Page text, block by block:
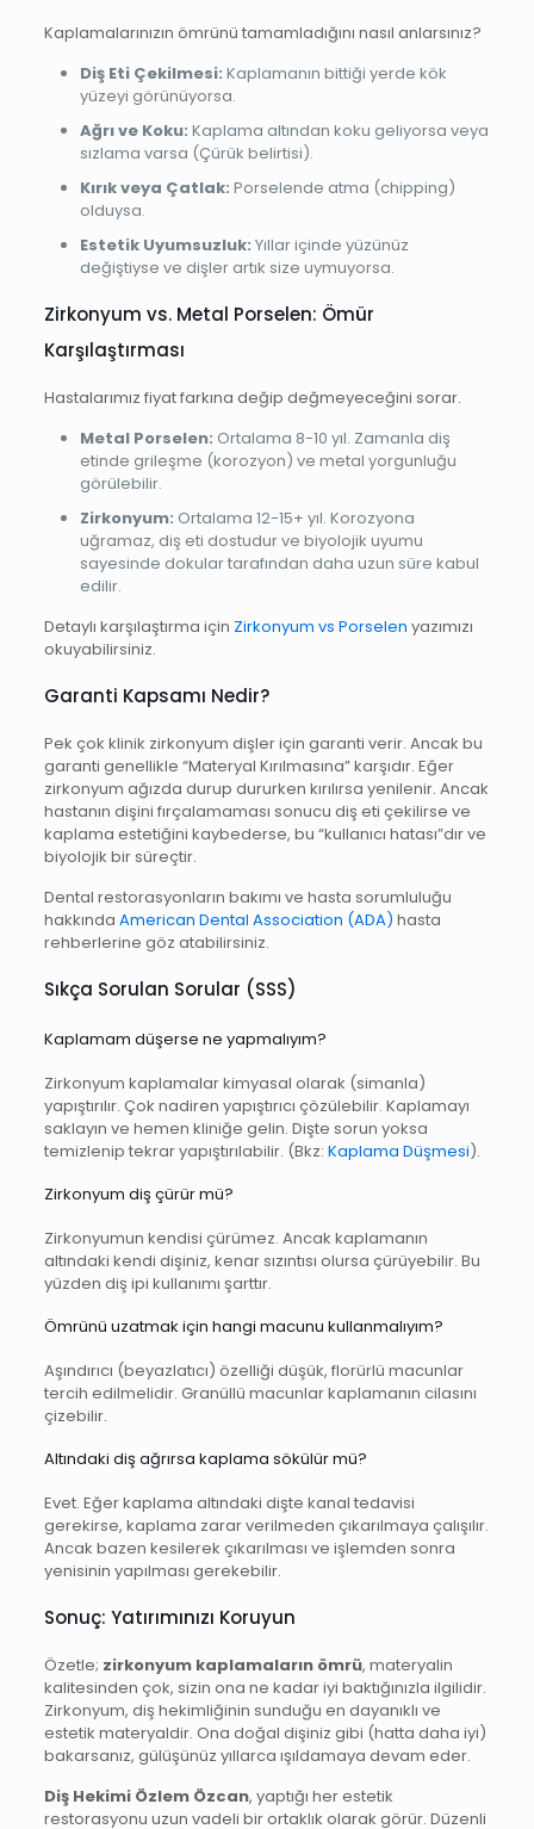
Kaplamalarınızın ömrünü tamamladığını nasıl anlarsınız?
Diş Eti Çekilmesi: Kaplamanın bittiği yerde kök
yüzeyi görünüyorsa.
Ağrı ve Koku: Kaplama altından koku geliyorsa veya
sızlama varsa (Çürük belirtisi).
Kırık veya Çatlak: Porselende atma (chipping)
olduysa.
Estetik Uyumsuzluk: Yıllar içinde yüzünüz
değiştiyse ve dişler artık size uymuyorsa.
Zirkonyum vs. Metal Porselen: Ömür
Karşılaştırması
Hastalarımız fiyat farkına değip değmeyeceğini sorar.
Metal Porselen: Ortalama 8-10 yıl. Zamanla diş
etinde grileşme (korozyon) ve metal yorgunluğu
görülebilir.
Zirkonyum: Ortalama 12-15+ yıl. Korozyona
uğramaz, diş eti dostudur ve biyolojik uyumu
sayesinde dokular tarafından daha uzun süre kabul
edilir.
Detaylı karşılaştırma için Zirkonyum vs Porselen yazımızı
okuyabilirsiniz.
Garanti Kapsamı Nedir?
Pek çok klinik zirkonyum dişler için garanti verir. Ancak bu
garanti genellikle “Materyal Kırılmasına” karşıdır. Eğer
zirkonyum ağızda durup dururken kırılırsa yenilenir. Ancak
hastanın dişini fırçalamaması sonucu diş eti çekilirse ve
kaplama estetiğini kaybederse, bu “kullanıcı hatası”dır ve
biyolojik bir süreçtir.
Dental restorasyonların bakımı ve hasta sorumluluğu
hakkında American Dental Association (ADA) hasta
rehberlerine göz atabilirsiniz.
Sıkça Sorulan Sorular (SSS)
Kaplamam düşerse ne yapmalıyım?
Zirkonyum kaplamalar kimyasal olarak (simanla)
yapıştırılır. Çok nadiren yapıştırıcı çözülebilir. Kaplamayı
saklayın ve hemen kliniğe gelin. Dişte sorun yoksa
temizlenip tekrar yapıştırılabilir. (Bkz: Kaplama Düşmesi).
Zirkonyum diş çürür mü?
Zirkonyumun kendisi çürümez. Ancak kaplamanın
altındaki kendi dişiniz, kenar sızıntısı olursa çürüyebilir. Bu
yüzden diş ipi kullanımı şarttır.
Ömrünü uzatmak için hangi macunu kullanmalıyım?
Aşındırıcı (beyazlatıcı) özelliği düşük, florürlü macunlar
tercih edilmelidir. Granüllü macunlar kaplamanın cilasını
çizebilir.
Altındaki diş ağrırsa kaplama sökülür mü?
Evet. Eğer kaplama altındaki dişte kanal tedavisi
gerekirse, kaplama zarar verilmeden çıkarılmaya çalışılır.
Ancak bazen kesilerek çıkarılması ve işlemden sonra
yenisinin yapılması gerekebilir.
Sonuç: Yatırımınızı Koruyun
Özetle; zirkonyum kaplamaların ömrü, materyalin
kalitesinden çok, sizin ona ne kadar iyi baktığınızla ilgilidir.
Zirkonyum, diş hekimliğinin sunduğu en dayanıklı ve
estetik materyaldir. Ona doğal dişiniz gibi (hatta daha iyi)
bakarsanız, gülüşünüz yıllarca ışıldamaya devam eder.
Diş Hekimi Özlem Özcan, yaptığı her estetik
restorasyonu uzun vadeli bir ortaklık olarak görür. Düzenli